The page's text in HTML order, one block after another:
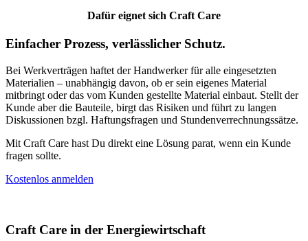
Dafür eignet sich Craft Care
Einfacher Prozess, verlässlicher Schutz.
Bei Werkverträgen haftet der Handwerker für alle eingesetzten
Materialien – unabhängig davon, ob er sein eigenes Material
mitbringt oder das vom Kunden gestellte Material einbaut. Stellt der
Kunde aber die Bauteile, birgt das Risiken und führt zu langen
Diskussionen bzgl. Haftungsfragen und Stundenverrechnungssätze.
Mit Craft Care hast Du direkt eine Lösung parat, wenn ein Kunde
fragen sollte.
Kostenlos anmelden
Craft Care in der Energiewirtschaft